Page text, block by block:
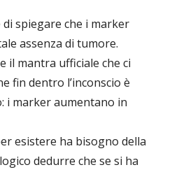
spiegare che i marker
assenza di tumore.
il mantra ufficiale che ci
fin dentro l’inconscio è
i marker aumentano in
esistere ha bisogno della
dedurre che se si ha